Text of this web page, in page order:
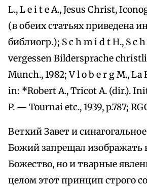
L., L e i t e A., Jesus Christ,
(в обеих статьях приведена
библиогр.); S c h m i d t H., S c
vergessen Bildersprache
Munch., 1982; V l o b e r g M., La
in: *Robert A., Tricot A. (dir.).
P. — Tournai etc., 1939, p.787;
Ветхий Завет и
Божий запрещал изображать
Божество, но и тварные
целом этот принцип строго